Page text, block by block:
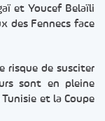
et Youcef Belaïli
des Fennecs face
risque de susciter
sont en pleine
et la Coupe